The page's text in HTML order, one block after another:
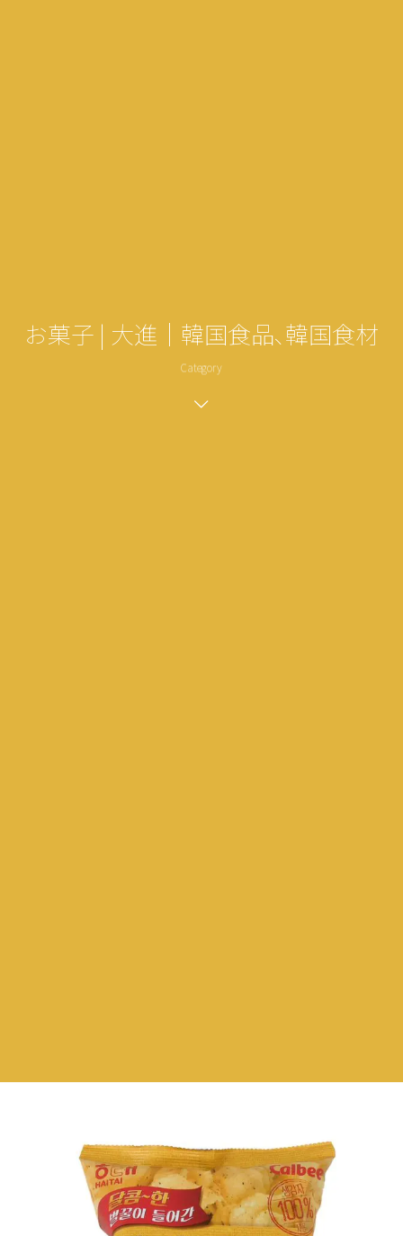
お菓子 | 大進｜韓国食品､韓国食材
Category